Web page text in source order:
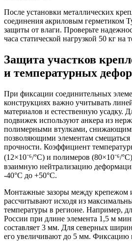
После установки металлических
соединения акриловым герметиком
защиты от влаги. Проверьте
часа статической нагрузкой 50 кг на
Защита участков
и температурных
При фиксации соединительных
конструкциях важно учитывать
материалов и естественную усадку.
подвижек используют анкера из
полимерными втулками,
позволяющими элементам смещаться
прочности. Коэффициент
(12×10⁻⁶/°C) и полимеров (80×10⁻⁶/
взаимную нейтрализацию
-40°C до +50°C.
Монтажные зазоры между крепежом
рассчитывают исходя из
температуры в регионе. Например,
России при длине элемента 1,5 м
составляет 3 мм. Для северных
его увеличивают до 5 мм. Фиксацию